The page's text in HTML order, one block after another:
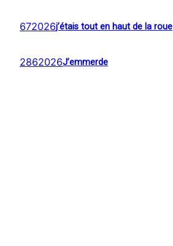
672026j’étais tout en haut de la roue
2862026J’emmerde